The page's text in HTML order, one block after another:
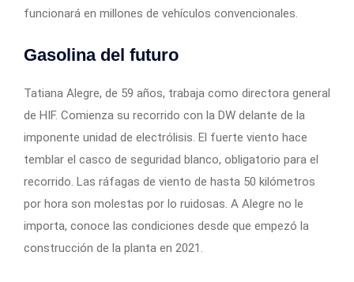
funcionará en millones de vehículos convencionales.
Gasolina del futuro
Tatiana Alegre, de 59 años, trabaja como directora general
de HIF. Comienza su recorrido con la DW delante de la
imponente unidad de electrólisis. El fuerte viento hace
temblar el casco de seguridad blanco, obligatorio para el
recorrido. Las ráfagas de viento de hasta 50 kilómetros
por hora son molestas por lo ruidosas. A Alegre no le
importa, conoce las condiciones desde que empezó la
construcción de la planta en 2021.